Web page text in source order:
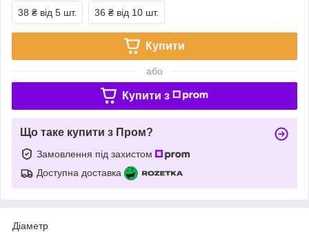
38 ₴ від 5 шт. 36 ₴ від 10 шт.
Купити
або
Купити з
Що таке купити з Пром?
Замовлення під захистом
Доступна доставка
Діаметр